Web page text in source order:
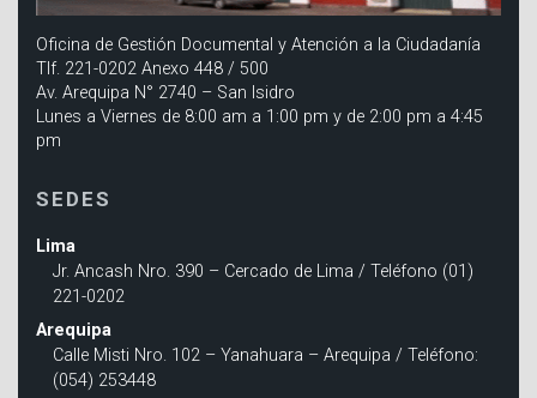
Oficina de Gestión Documental y Atención a la Ciudadanía
Tlf. 221-0202 Anexo 448 / 500
Av. Arequipa N° 2740 – San Isidro
Lunes a Viernes de 8:00 am a 1:00 pm y de 2:00 pm a 4:45
pm
SEDES
Lima
Jr. Ancash Nro. 390 – Cercado de Lima / Teléfono (01)
221-0202
Arequipa
Calle Misti Nro. 102 – Yanahuara – Arequipa / Teléfono:
(054) 253448